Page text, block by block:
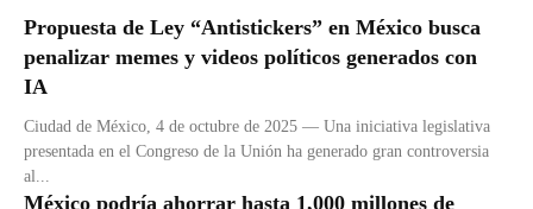
Propuesta de Ley “Antistickers” en México busca
penalizar memes y videos políticos generados con
IA
Ciudad de México, 4 de octubre de 2025 — Una iniciativa legislativa
presentada en el Congreso de la Unión ha generado gran controversia
al...
México podría ahorrar hasta 1,000 millones de